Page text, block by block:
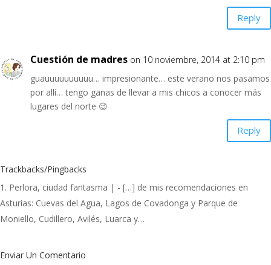
Reply
Cuestión de madres on 10 noviembre, 2014 at 2:10 pm
guauuuuuuuuuu… impresionante… este verano nos pasamos
por allí… tengo ganas de llevar a mis chicos a conocer más
lugares del norte 😉
Reply
Trackbacks/Pingbacks
Perlora, ciudad fantasma | - […] de mis recomendaciones en
Asturias: Cuevas del Agua, Lagos de Covadonga y Parque de
Moniello, Cudillero, Avilés, Luarca y…
Enviar Un Comentario